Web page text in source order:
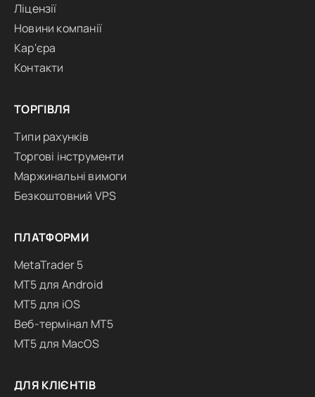
Ліцензії
Новини компанії
Кар'єра
Контакти
ТОРГІВЛЯ
Типи рахунків
Торгові інструменти
Маржинальні вимоги
Безкоштовний VPS
ПЛАТФОРМИ
MetaTrader 5
MT5 для Android
MT5 для iOS
Веб-термінал MT5
MT5 для MacOS
ДЛЯ КЛІЄНТІВ